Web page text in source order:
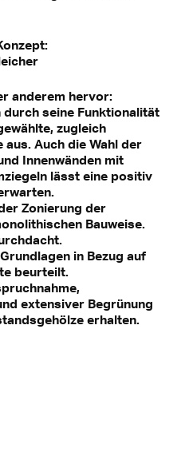
anderem hervor:
seine Funktionalität
zugleich
Auch die Wahl der
Innenwänden mit
lässt eine positiv
Zonierung der
Bauweise.
in Bezug auf
beurteilt.
extensiver Begrünung
erhalten.